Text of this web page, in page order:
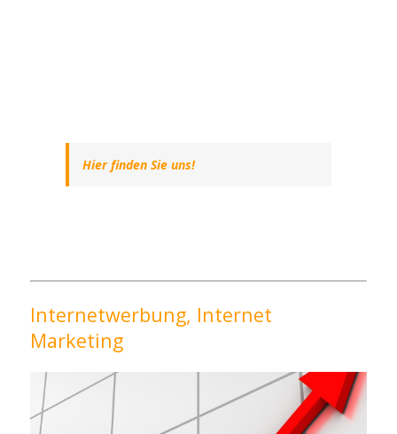
Hier finden Sie uns!
Internetwerbung, Internet
Marketing